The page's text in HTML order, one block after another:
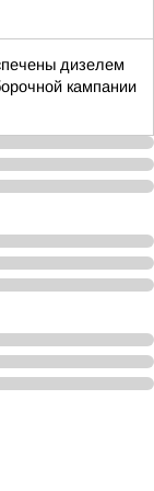
дизелем
кампании